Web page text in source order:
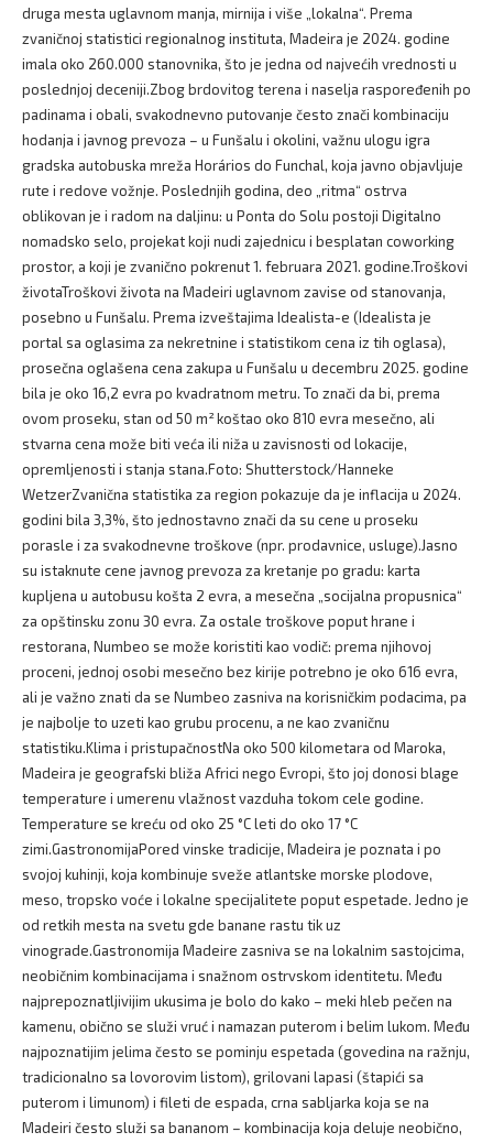
druga mesta uglavnom manja, mirnija i više „lokalna“. Prema
zvaničnoj statistici regionalnog instituta, Madeira je 2024. godine
imala oko 260.000 stanovnika, što je jedna od najvećih vrednosti u
poslednjoj deceniji.Zbog brdovitog terena i naselja raspoređenih po
padinama i obali, svakodnevno putovanje često znači kombinaciju
hodanja i javnog prevoza – u Funšalu i okolini, važnu ulogu igra
gradska autobuska mreža Horários do Funchal, koja javno objavljuje
rute i redove vožnje. Poslednjih godina, deo „ritma“ ostrva
oblikovan je i radom na daljinu: u Ponta do Solu postoji Digitalno
nomadsko selo, projekat koji nudi zajednicu i besplatan coworking
prostor, a koji je zvanično pokrenut 1. februara 2021. godine.Troškovi
životaTroškovi života na Madeiri uglavnom zavise od stanovanja,
posebno u Funšalu. Prema izveštajima Idealista-e (Idealista je
portal sa oglasima za nekretnine i statistikom cena iz tih oglasa),
prosečna oglašena cena zakupa u Funšalu u decembru 2025. godine
bila je oko 16,2 evra po kvadratnom metru. To znači da bi, prema
ovom proseku, stan od 50 m² koštao oko 810 evra mesečno, ali
stvarna cena može biti veća ili niža u zavisnosti od lokacije,
opremljenosti i stanja stana.Foto: Shutterstock/Hanneke
WetzerZvanična statistika za region pokazuje da je inflacija u 2024.
godini bila 3,3%, što jednostavno znači da su cene u proseku
porasle i za svakodnevne troškove (npr. prodavnice, usluge).Jasno
su istaknute cene javnog prevoza za kretanje po gradu: karta
kupljena u autobusu košta 2 evra, a mesečna „socijalna propusnica“
za opštinsku zonu 30 evra. Za ostale troškove poput hrane i
restorana, Numbeo se može koristiti kao vodič: prema njihovoj
proceni, jednoj osobi mesečno bez kirije potrebno je oko 616 evra,
ali je važno znati da se Numbeo zasniva na korisničkim podacima, pa
je najbolje to uzeti kao grubu procenu, a ne kao zvaničnu
statistiku.Klima i pristupačnostNa oko 500 kilometara od Maroka,
Madeira je geografski bliža Africi nego Evropi, što joj donosi blage
temperature i umerenu vlažnost vazduha tokom cele godine.
Temperature se kreću od oko 25 °C leti do oko 17 °C
zimi.GastronomijaPored vinske tradicije, Madeira je poznata i po
svojoj kuhinji, koja kombinuje sveže atlantske morske plodove,
meso, tropsko voće i lokalne specijalitete poput espetade. Jedno je
od retkih mesta na svetu gde banane rastu tik uz
vinograde.Gastronomija Madeire zasniva se na lokalnim sastojcima,
neobičnim kombinacijama i snažnom ostrvskom identitetu. Među
najprepoznatljivijim ukusima je bolo do kako – meki hleb pečen na
kamenu, obično se služi vruć i namazan puterom i belim lukom. Među
najpoznatijim jelima često se pominju espetada (govedina na ražnju,
tradicionalno sa lovorovim listom), grilovani lapasi (štapići sa
puterom i limunom) i fileti de espada, crna sabljarka koja se na
Madeiri često služi sa bananom – kombinacija koja deluje neobično,